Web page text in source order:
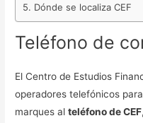
Dónde se localiza CEF
Teléfono de
El Centro de Estudios
operadores telefónicos
marques alteléfono de CEF